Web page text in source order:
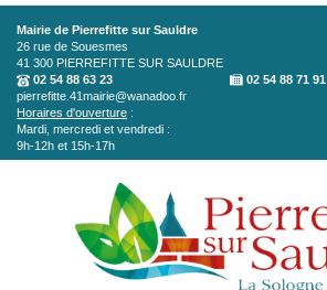
Aller au contenu principal
Mairie de Pierrefitte sur Sauldre
26 rue de Souesmes
41 300 PIERREFITTE SUR SAULDRE
02 54 88 63 23
02 54 88 71 91
pierrefitte.41mairie@wanadoo.fr
Horaires d'ouverture :
Mardi, mercredi et vendredi :
9h-12h et 15h-17h